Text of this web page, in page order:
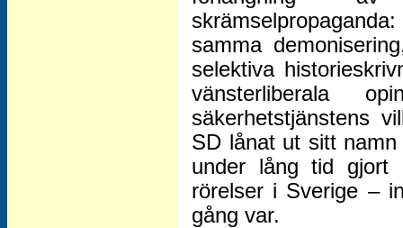
samma
selektiva
vänsterliberala
säkerhetstjänstens
SD lånat ut sitt
under lång tid gjort
rörelser i Sverige –
gång var.